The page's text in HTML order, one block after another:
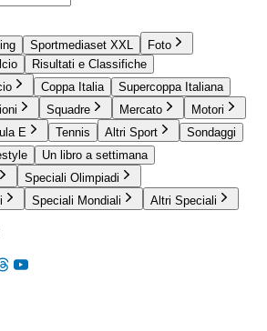
Sportmediaset XXL
Foto
Risultati e Classifiche
Coppa Italia
Supercoppa Italiana
Squadre Mercato
Motori
E Tennis Altri Sport
Sondaggi
Un libro a settimana
Speciali Olimpiadi
Speciali Mondiali Altri Speciali